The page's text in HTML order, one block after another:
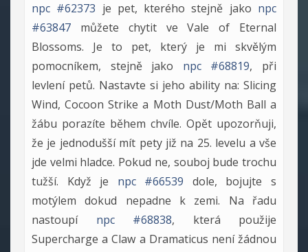
npc #62373 je pet, kterého stejně jako npc
#63847 můžete chytit ve Vale of Eternal
Blossoms. Je to pet, který je mi skvělým
pomocníkem, stejně jako npc #68819, při
levlení petů. Nastavte si jeho ability na: Slicing
Wind, Cocoon Strike a Moth Dust/Moth Ball a
žábu porazíte během chvíle. Opět upozorňuji,
že je jednodušší mít pety již na 25. levelu a vše
jde velmi hladce. Pokud ne, souboj bude trochu
tužší. Když je npc #66539 dole, bojujte s
motýlem dokud nepadne k zemi. Na řadu
nastoupí npc #68838, která použije
Supercharge a Claw a Dramaticus není žádnou